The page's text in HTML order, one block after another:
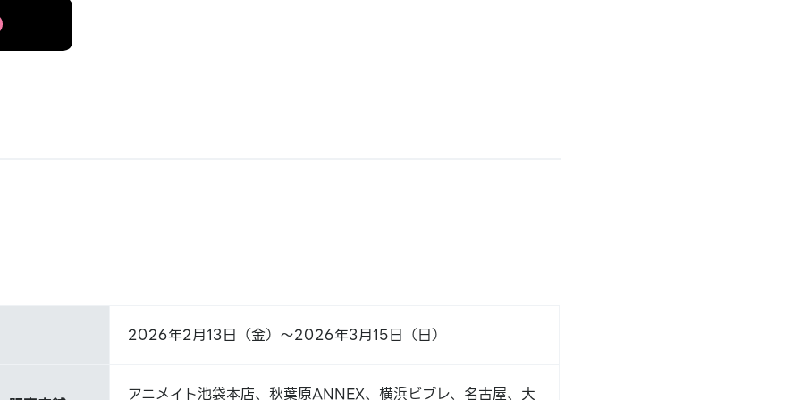
2026年2月13日（金）～2026年3月15日（日）
アニメイト池袋本店、秋葉原ANNEX、横浜ビブレ、名古屋、大